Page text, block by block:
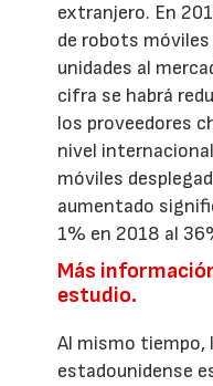
extranjero. En
de robots
unidades al
cifra se habrá
los proveedores
nivel
móviles
aumentado
1% en 2018 al
Más
estudio.
Al mismo tiempo,
estadounidense